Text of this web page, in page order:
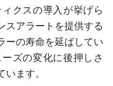
クスの導入が挙げら
スアラートを提供する
ーの寿命を延ばしてい
ズの変化に後押しさ
ます。